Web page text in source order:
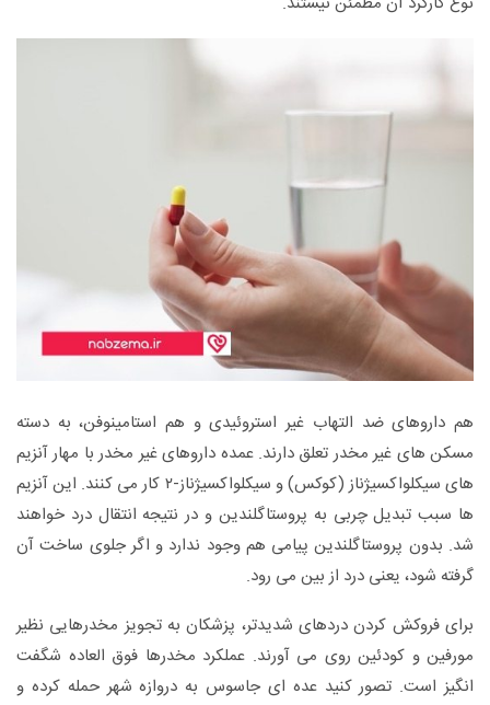
هم داروهای ضد التهاب غیر استروئیدی و هم استامینوفن، به دسته
مسکن های غیر مخدر تعلق دارند. عمده داروهای غیر مخدر با مهار آنزیم
های سیکلواکسیژناز (کوکس) و سیکلواکسیژناز-۲ کار می کنند. این آنزیم
ها سبب تبدیل چربی به پروستاگلندین و در نتیجه انتقال درد خواهند
شد. بدون پروستاگلندین پیامی هم وجود ندارد و اگر جلوی ساخت آن
گرفته شود، یعنی درد از بین می رود.
برای فروکش کردن دردهای شدیدتر، پزشکان به تجویز مخدرهایی نظیر
مورفین و کودئین روی می آورند. عملکرد مخدرها فوق العاده شگفت
انگیز است. تصور کنید عده ای جاسوس به دروازه شهر حمله کرده و